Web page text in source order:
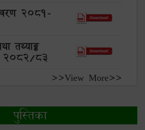
2081-
तथ्याङ्क
2082/83
>>View More>>
पुस्तिका